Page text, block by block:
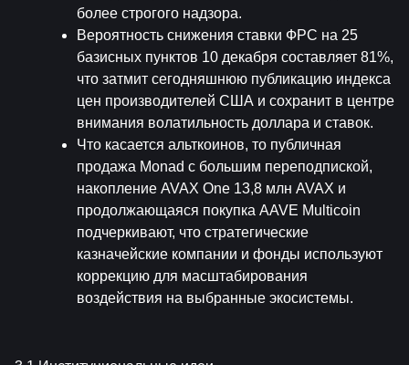
более строгого надзора.
Вероятность снижения ставки ФРС на 25
базисных пунктов 10 декабря составляет 81%,
что затмит сегодняшнюю публикацию индекса
цен производителей США и сохранит в центре
внимания волатильность доллара и ставок.
Что касается альткоинов, то публичная
продажа Monad с большим переподпиской,
накопление AVAX One 13,8 млн AVAX и
продолжающаяся покупка AAVE Multicoin
подчеркивают, что стратегические
казначейские компании и фонды используют
коррекцию для масштабирования
воздействия на выбранные экосистемы.